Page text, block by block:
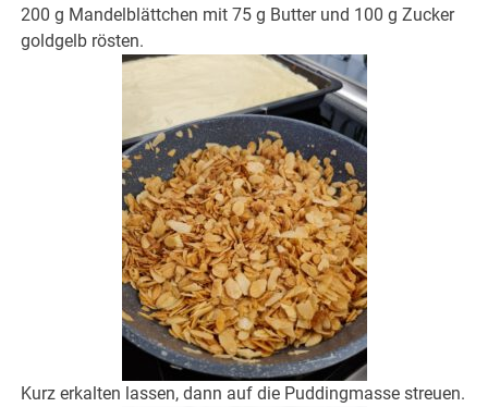
200 g Mandelblättchen mit 75 g Butter und 100 g Zucker
goldgelb rösten.
Kurz erkalten lassen, dann auf die Puddingmasse streuen.